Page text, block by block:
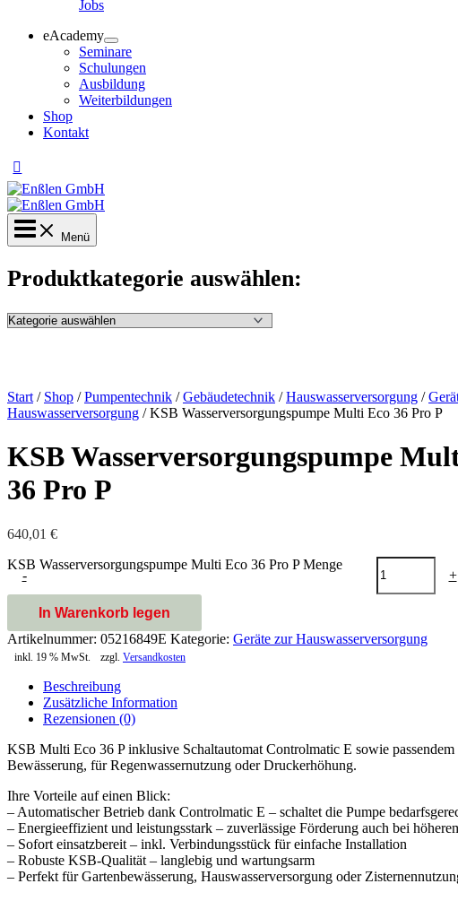
Jobs
eAcademy
Seminare
Schulungen
Ausbildung
Weiterbildungen
Shop
Kontakt
Menü
Produktkategorie auswählen:
Start / Shop /Pumpentechnik /Gebäudetechnik /Hauswasserversorgung /
Hauswasserversorgung / KSB Wasserversorgungspumpe Multi Eco 36 Pro P
KSB Wasserversorgungspumpe
36 Pro P
640,01 €
-
KSB Wasserversorgungspumpe Multi Eco 36 Pro P Menge
+
In Warenkorb legen
Artikelnummer: 05216849E Kategorie: Geräte zur Hauswasserversorgung
inkl. 19 % MwSt. zzgl. Versandkosten
Beschreibung
Zusätzliche Information
Rezensionen (0)
KSB Multi Eco 36 P inklusive Schaltautomat Controlmatic E sowie
Bewässerung, für Regenwassernutzung oder Druckerhöhung.
Ihre Vorteile auf einen Blick:
– Automatischer Betrieb dank Controlmatic E – schaltet die Pumpe
– Energieeffizient und leistungsstark – zuverlässige Förderung auch bei
– Sofort einsatzbereit – inkl. Verbindungsstück für einfache Installation
– Robuste KSB-Qualität – langlebig und wartungsarm
– Perfekt für Gartenbewässerung, Hauswasserversorgung oder